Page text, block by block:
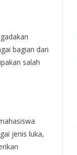
bagian dari
salah
jenis luka,